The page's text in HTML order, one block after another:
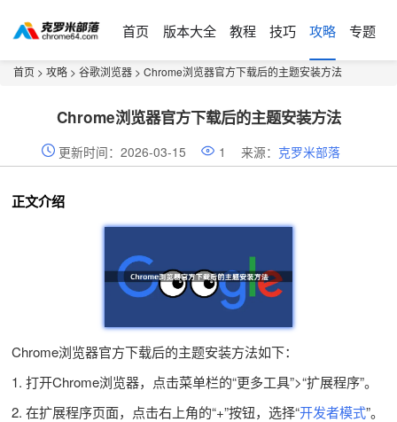
首页 版本大全 教程 技巧 攻略 专题
首页 > 攻略 > 谷歌浏览器 > Chrome浏览器官方下载后的主题安装方法
Chrome浏览器官方下载后的主题安装方法
更新时间：2026-03-15 1 来源： 克罗米部落
正文介绍
Chrome浏览器官方下载后的主题安装方法如下：
1. 打开Chrome浏览器，点击菜单栏的“更多工具”>“扩展程序”。
2. 在扩展程序页面，点击右上角的“+”按钮，选择“开发者模式”。